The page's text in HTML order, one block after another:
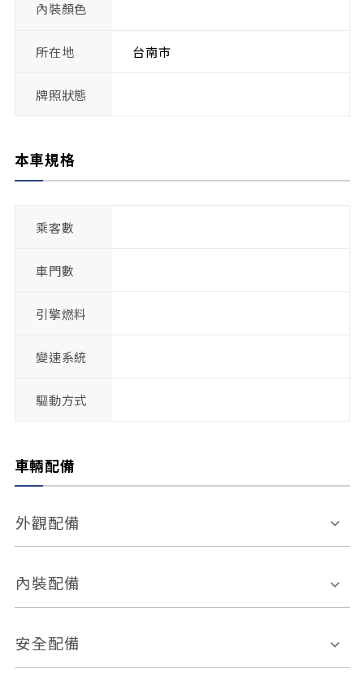
內裝顏色
所在地 台南市
牌照狀態
本車規格
乘客數
車門數
引擎燃料
變速系統
驅動方式
車輛配備
外觀配備
電動天窗
後視鏡方向指示燈
內裝配備
多功能方向盤
安全配備